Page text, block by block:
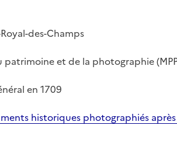
des-Champs
et de la photographie
en 1709
historiques photographiés après